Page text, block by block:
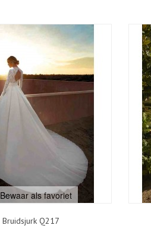
Bruidsjurk Q217
Bewaar als favoriet